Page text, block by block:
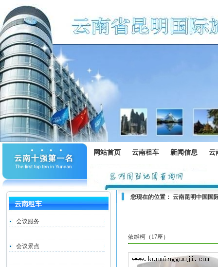
网站首页 云南租车 新闻信息 云
云南租车
会议服务
会议景点
您现在的位置： 云南昆明中国国
依维柯（17座）